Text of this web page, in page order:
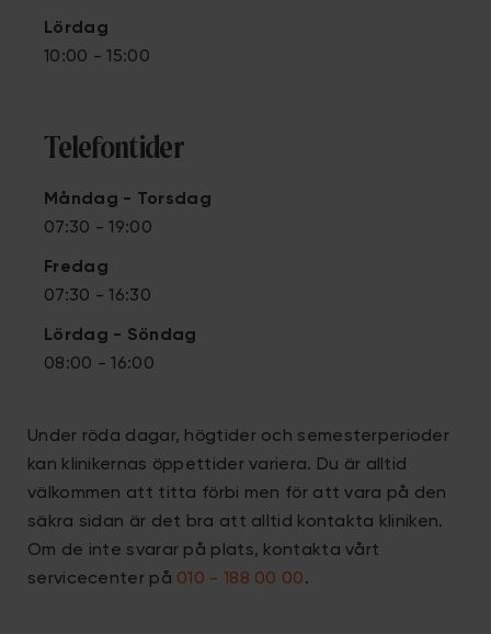
Lördag
10:00 - 15:00
Telefontider
Måndag - Torsdag
07:30 - 19:00
Fredag
07:30 - 16:30
Lördag - Söndag
08:00 - 16:00
Under röda dagar, högtider och semesterperioder
kan klinikernas öppettider variera. Du är alltid
välkommen att titta förbi men för att vara på den
säkra sidan är det bra att alltid kontakta kliniken.
Om de inte svarar på plats, kontakta vårt
servicecenter på 010 - 188 00 00.